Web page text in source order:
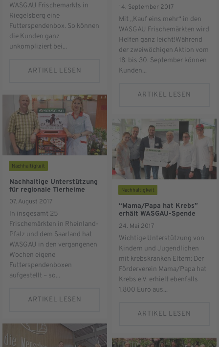
WASGAU Frischemarkts in
Riegelsberg eine
Futterspendenbox. So können
die Kunden ganz
unkompliziert bei...
ARTIKEL LESEN
Nachhaltigkeit
Nachhaltige Unterstützung
für regionale Tierheime
07. August 2017
In insgesamt 25
Frischemärkten in Rheinland-
Pfalz und dem Saarland hat
WASGAU in den vergangenen
Wochen eigene
Futterspendenboxen
aufgestellt – so...
ARTIKEL LESEN
14. September 2017
Mit „Kauf eins mehr“ in den
WASGAU Frischemärkten wird
Helfen ganz leicht!Während
der zweiwöchigen Aktion vom
18. bis 30. September können
Kunden...
ARTIKEL LESEN
Nachhaltigkeit
“Mama/Papa hat Krebs”
erhält WASGAU-Spende
24. Mai 2017
Wichtige Unterstützung von
Kindern und Jugendlichen
mit krebskranken Eltern: Der
Förderverein Mama/Papa hat
Krebs e.V. erhielt ebenfalls
1.800 Euro aus...
ARTIKEL LESEN